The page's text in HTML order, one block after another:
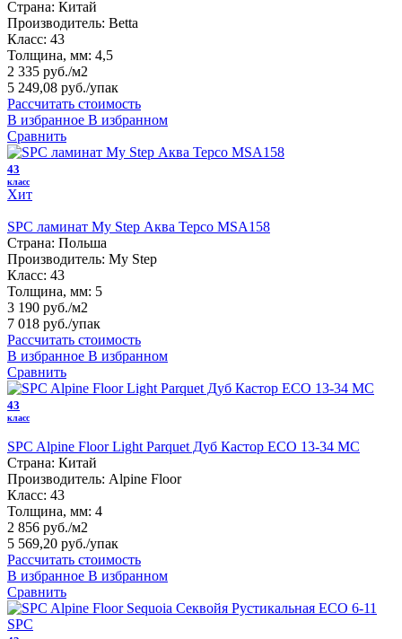
Страна: Китай
Производитель: Betta
Класс: 43
Толщина, мм: 4,5
2 335 руб./м2
5 249,08 руб./упак
Рассчитать стоимость
В избранное В избранном
Сравнить
43
класс
Хит
SPC ламинат My Step Аква Терсо MSA158
Страна: Польша
Производитель: My Step
Класс: 43
Толщина, мм: 5
3 190 руб./м2
7 018 руб./упак
Рассчитать стоимость
В избранное В избранном
Сравнить
43
класс
SPC Alpine Floor Light Parquet Дуб Кастор ЕСО 13-34 MC
Страна: Китай
Производитель: Alpine Floor
Класс: 43
Толщина, мм: 4
2 856 руб./м2
5 569,20 руб./упак
Рассчитать стоимость
В избранное В избранном
Сравнить